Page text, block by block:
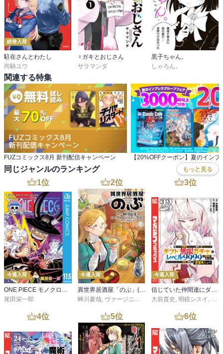
続巻入荷
駐在さんとわたし
尚騎ユウ
♀ガキとおじさん
サラマンダ
黒子ちゃん。
しゃろん。
関連する特集
FUZコミックス8月 新刊配信キャンペーン
同じジャンルのランキング もっと見る
1位
今週入荷
ONE PIECE モノクロ版 115
尾田栄一郎
2位
今週入荷
異世界居酒屋「のぶ」(22)
蝉川夏哉, ヴァージニア二等兵 ,転
3位
今週入荷
信じていた仲間達にダンジョン奥地で殺されかけたがギフト『無限ガチャ』でレベル９９９９の仲間達を手に入れて元パーティーメンバーと世界に復讐＆『ざまぁ！』します！（２３）
大前貴史 , 明鏡シスイ , ｔ
4位 5位 6位